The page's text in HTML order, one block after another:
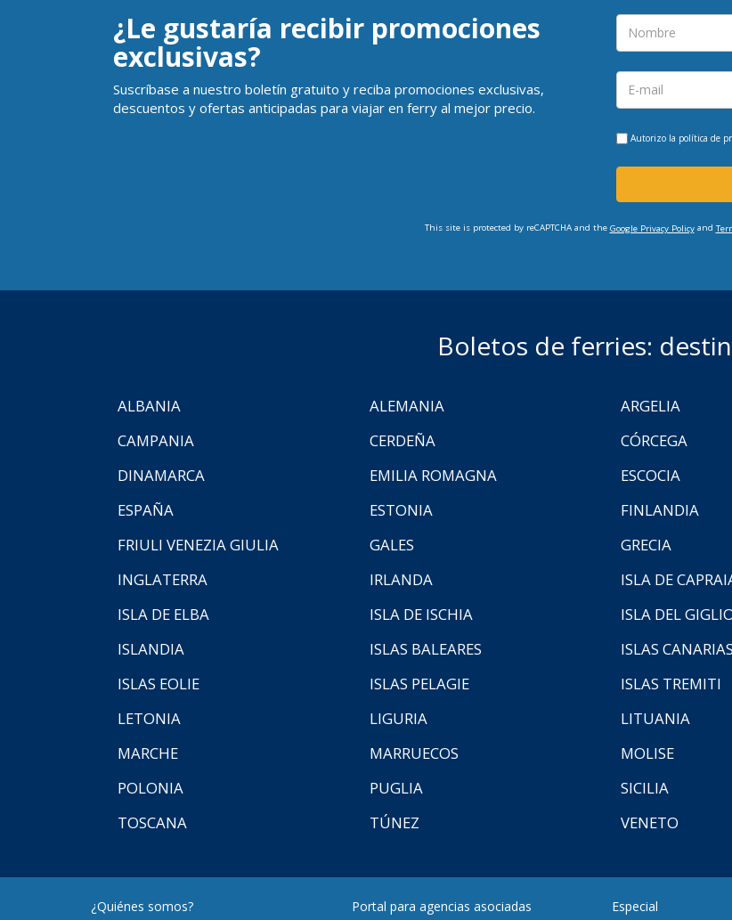
¿Le gustaría recibir promociones
exclusivas?
Suscríbase a nuestro boletín gratuito y reciba promociones exclusivas,
descuentos y ofertas anticipadas para viajar en ferry al mejor precio.
Autorizo la política de
This site is protected by reCAPTCHA and the Google Privacy Policyand
Boletos de ferries:
ALBANIA ALEMANIA ARGELIA
CAMPANIA
CERDEÑA CÓRCEGA
DINAMARCA
EMILIA ROMAGNA ESCOCIA
ESPAÑA
ESTONIA FINLANDIA
FRIULI VENEZIA GIULIA
GALES GRECIA
INGLATERRA
IRLANDA ISLA DE
ISLA DE ELBA
ISLA DE ISCHIA ISLA DEL
ISLANDIA
ISLAS BALEARES ISLAS CANARIAS
ISLAS EOLIE
ISLAS PELAGIE ISLAS TREMITI
LETONIA
LIGURIA LITUANIA
MARCHE
MARRUECOS MOLISE
POLONIA
PUGLIA SICILIA
TOSCANA
TÚNEZ VENETO
¿Quiénes somos? Portal para agencias asociadas Especial